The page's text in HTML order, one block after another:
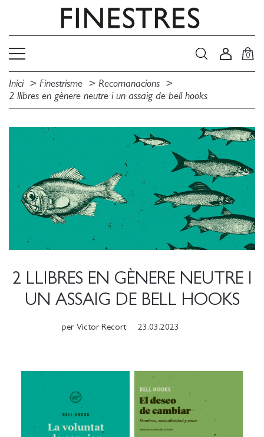
0
Inici Finestrisme
Recomanacions
2 llibres en gènere neutre i un assaig de bell hooks
2 LLIBRES EN GÈNERE NEUTRE I
UN ASSAIG DE BELL HOOKS
per Victor Recort 23.03.2023